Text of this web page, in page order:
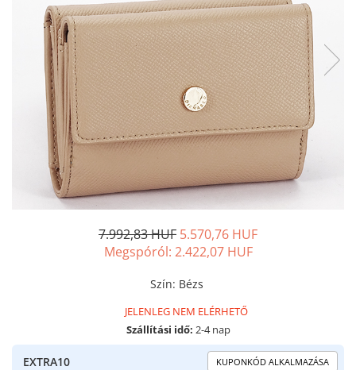
7.992,83 HUF 5.570,76 HUF
Megspóról: 2.422,07 HUF
Szín: Bézs
JELENLEG NEM ELÉRHETŐ
Szállítási idő: 2-4 nap
EXTRA10 KUPONKÓD ALKALMAZÁSA